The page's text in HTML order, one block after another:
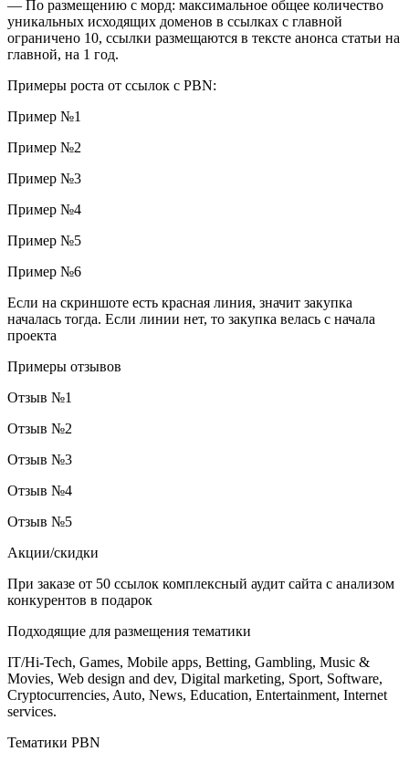
— По размещению с морд: максимальное общее количество
уникальных исходящих доменов в ссылках с главной
ограничено 10, ссылки размещаются в тексте анонса статьи на
главной, на 1 год.
Примеры роста от ссылок с PBN:
Пример №1
Пример №2
Пример №3
Пример №4
Пример №5
Пример №6
Если на скриншоте есть красная линия, значит закупка
началась тогда. Если линии нет, то закупка велась с начала
проекта
Примеры отзывов
Отзыв №1
Отзыв №2
Отзыв №3
Отзыв №4
Отзыв №5
Акции/скидки
При заказе от 50 ссылок комплексный аудит сайта с анализом
конкурентов в подарок
Подходящие для размещения тематики
IT/Hi-Tech, Games, Mobile apps, Betting, Gambling, Music &
Movies, Web design and dev, Digital marketing, Sport, Software,
Cryptocurrencies, Auto, News, Education, Entertainment, Internet
services.
Тематики PBN